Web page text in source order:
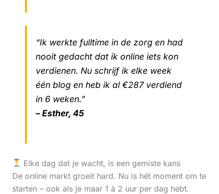
“Ik werkte fulltime in de zorg en had
nooit gedacht dat ik online iets kon
verdienen. Nu schrijf ik elke week
één blog en heb ik al €287 verdiend
in 6 weken.”
– Esther, 45
Elke dag dat je wacht, is een gemiste kans
De online markt groeit hard. Nu is hét moment om te
starten – ook als je maar 1 à 2 uur per dag hebt.